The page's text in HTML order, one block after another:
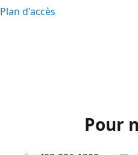
Plan d'accès
Pour